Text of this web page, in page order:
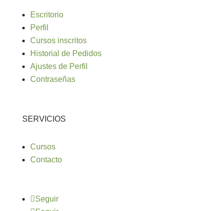
Escritorio
Perfil
Cursos inscritos
Historial de Pedidos
Ajustes de Perfil
Contraseñas
SERVICIOS
Cursos
Contacto
Seguir